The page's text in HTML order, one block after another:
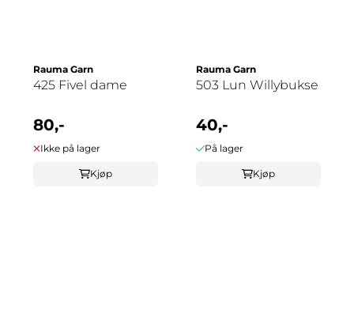
Rauma Garn
425 Fivel dame
80,-
Ikke på lager
Kjøp
Rauma Garn
503 Lun Willybukse
40,-
På lager
Kjøp